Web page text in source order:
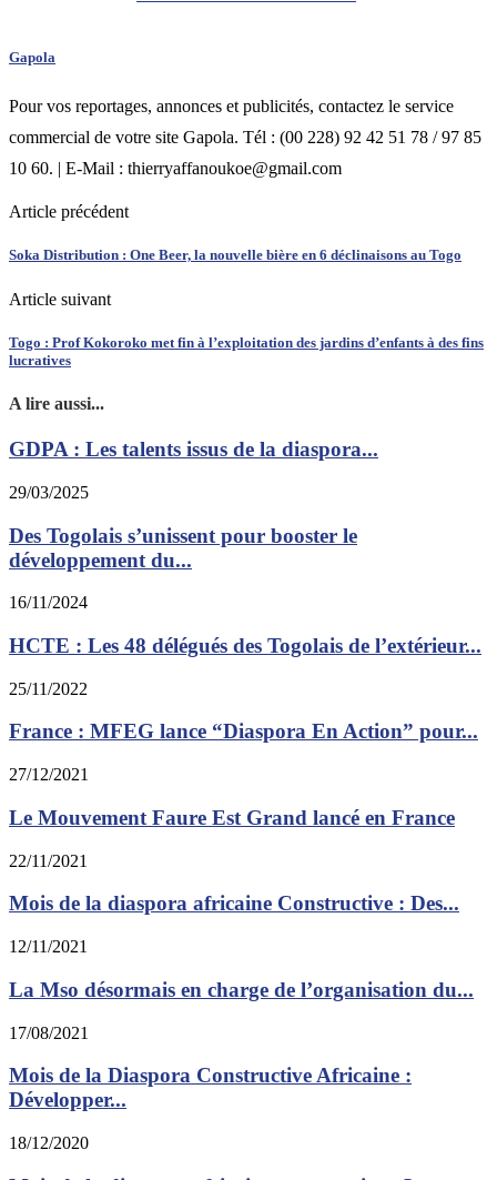
Gapola
Pour vos reportages, annonces et publicités, contactez le service
commercial de votre site Gapola. Tél : (00 228) 92 42 51 78 / 97 85
10 60. | E-Mail : thierryaffanoukoe@gmail.com
Article précédent
Soka Distribution : One Beer, la nouvelle bière en 6 déclinaisons au Togo
Article suivant
Togo : Prof Kokoroko met fin à l’exploitation des jardins d’enfants à des fins
lucratives
A lire aussi...
GDPA : Les talents issus de la diaspora...
29/03/2025
Des Togolais s’unissent pour booster le
développement du...
16/11/2024
HCTE : Les 48 délégués des Togolais de l’extérieur...
25/11/2022
France : MFEG lance “Diaspora En Action” pour...
27/12/2021
Le Mouvement Faure Est Grand lancé en France
22/11/2021
Mois de la diaspora africaine Constructive : Des...
12/11/2021
La Mso désormais en charge de l’organisation du...
17/08/2021
Mois de la Diaspora Constructive Africaine :
Développer...
18/12/2020